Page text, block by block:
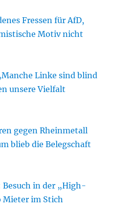
Fressen für AfD,
Motiv nicht
Linke sind blind
unsere Vielfalt
gegen Rheinmetall
blieb die Belegschaft
in der „High-
Mieter im Stich